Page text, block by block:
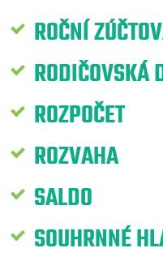
ROČNÍ
RODIČOVSKÁ
ROZPOČET
ROZVAHA
SALDO
SOUHRNNÉ